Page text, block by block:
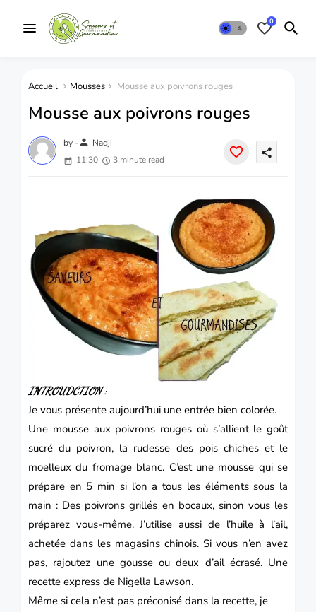
0
Accueil Mousses Mousse aux poivrons rouges
Mousse aux poivrons rouges
by -person Nadji
11:30
3 minute read
share
INTROUDCTION :
Je vous présente aujourd’hui une entrée bien colorée.
Une mousse aux poivrons rouges où s’allient le goût
sucré du poivron, la rudesse des pois chiches et le
moelleux du fromage blanc. C’est une mousse qui se
prépare en 5 min si l’on a tous les éléments sous la
main : Des poivrons grillés en bocaux, sinon vous les
préparez vous-même. J’utilise aussi de l’huile à l’ail,
achetée dans les magasins chinois. Si vous n’en avez
pas, rajoutez une gousse ou deux d’ail écrasé. Une
recette express de Nigella Lawson.
Même si cela n’est pas préconisé dans la recette, je